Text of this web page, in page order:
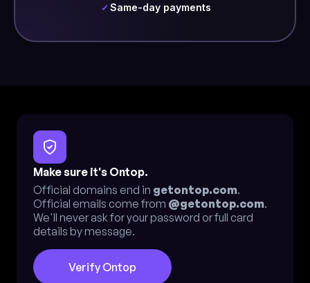
✓ Same-day payments
Make sure it's Ontop.
Official domains end in getontop.com.
Official emails come from @getontop.com.
We'll never ask for your password or full card
details by message.
Verify Ontop